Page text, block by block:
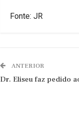
Fonte: JR
ANTERIOR
Dr. Eliseu faz pedido